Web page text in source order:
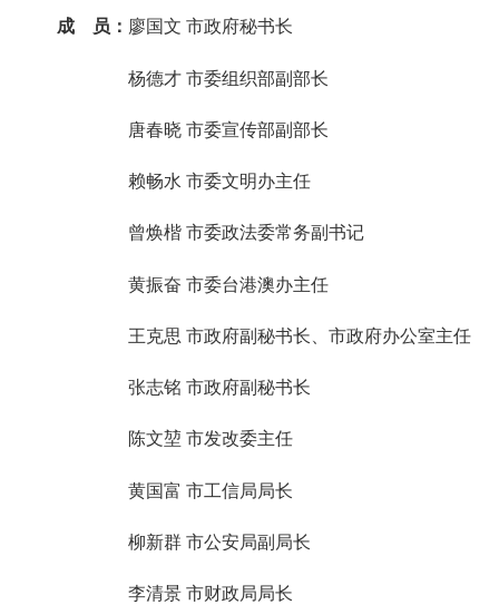
成 员： 廖国文 市政府秘书长
杨德才 市委组织部副部长
唐春晓 市委宣传部副部长
赖畅水 市委文明办主任
曾焕楷 市委政法委常务副书记
黄振奋 市委台港澳办主任
王克思 市政府副秘书长、市政府办公室主任
张志铭 市政府副秘书长
陈文堃 市发改委主任
黄国富 市工信局局长
柳新群 市公安局副局长
李清景 市财政局局长